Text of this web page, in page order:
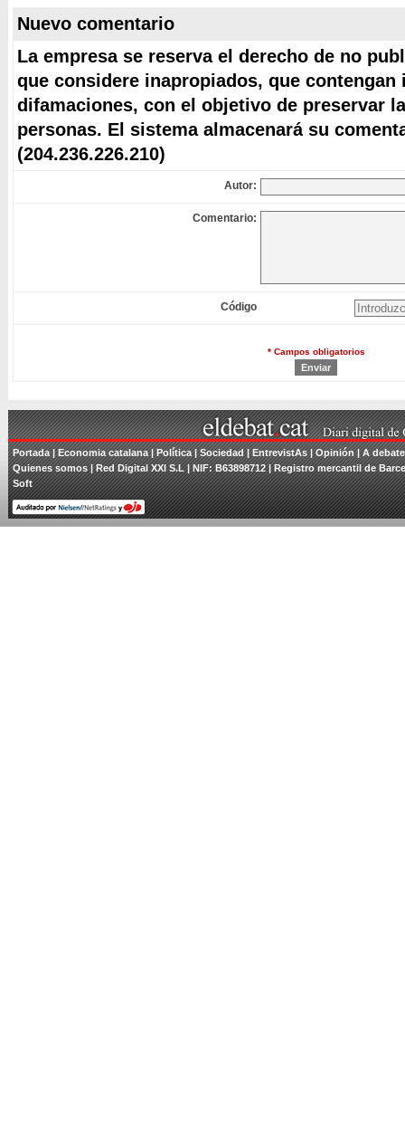
Nuevo comentario
La empresa se reserva el derecho de no
que considere inapropiados, que
difamaciones, con el objetivo de preservar
personas. El sistema almacenará su
(204.236.226.210)
Autor:
Comentario:
Código
* Campos obligatorios
Portada| Economia catalana |Política|Sociedad|EntrevistAs|Opinión|A debate
Quienes somos| Red Digital XXI S.L | NIF: B63898712 | Registro mercantil de
Soft